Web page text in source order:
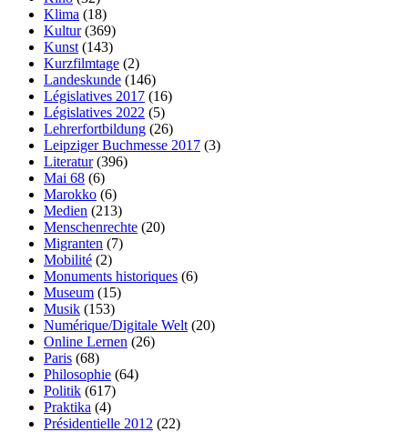
Klima (18)
Kultur(369)
Kunst (143)
Kurzfilmtage (2)
Landeskunde (146)
Législatives 2017 (16)
Législatives 2022 (5)
Lehrerfortbildung (26)
Leipziger Buchmesse 2017 (3)
Literatur(396)
Mai 68 (6)
Marokko (6)
Medien (213)
Menschenrechte (20)
Migranten (7)
Mobilité (2)
Monuments historiques (6)
Museum (15)
Musik (153)
Numérique/Digitale Welt (20)
Online Lernen (26)
Paris (68)
Philosophie (64)
Politik (617)
Praktika (4)
Présidentielle 2012 (22)